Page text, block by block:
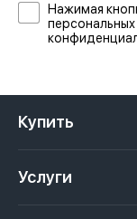
Нажимая
Купить
Услуги